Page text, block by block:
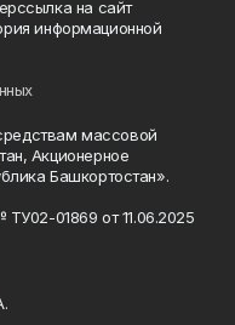
на сайт
информационной
массовой
Акционерное
Башкортостан».
01869 от 11.06.2025